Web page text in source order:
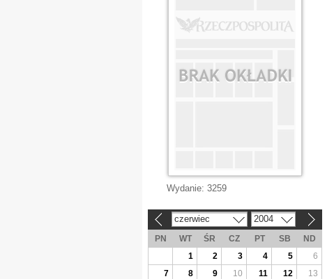
Wydanie: 3259
czerwiec 2004
PN WT ŚR CZ PT SB
ND
1
2 3 4 5
6
7
8 9 10 11 12
13